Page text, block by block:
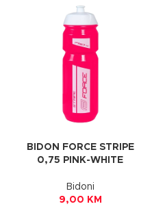
BIDON FORCE STRIPE
0,75 PINK-WHITE
Bidoni
9,00 KM